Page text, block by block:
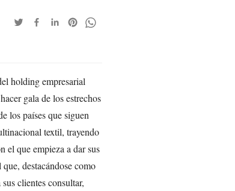
holding empresarial
gala de los estrechos
los países que siguen
textil, trayendo
el que empieza a dar sus
destacándose como
clientes consultar,